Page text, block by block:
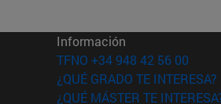
ventana)
nueva ventana)
Información
TFNO +34 948 42 56 00
¿QUÉ GRADO TE INTERESA?
¿QUÉ MÁSTER TE